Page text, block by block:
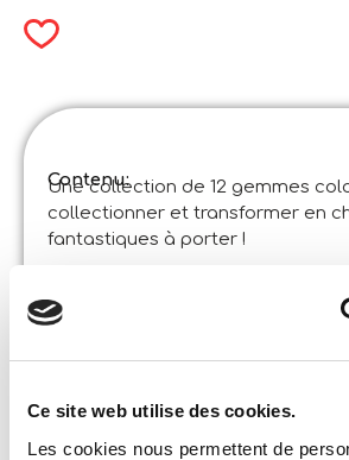
Ce site web utilise des cookies.
Les cookies nous permettent de
Contenu:
Une collection de 12 gemmes
collectionner et transformer en
fantastiques à porter !
Code
Made in Italy:
fabriquées en Chine dans des
Contenu et détails:
Bloc à creuser, outils de
écrin, manuel illustré